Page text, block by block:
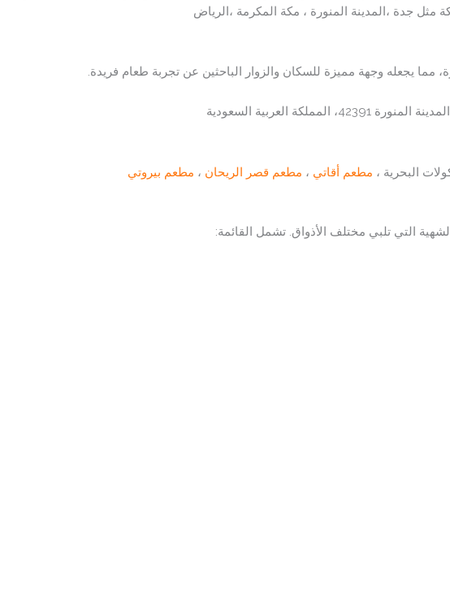
جدة ،المدينة المنورة ، مكة المكرمة ،الرياض
يجعله وجهة مميزة للسكان والزوار الباحثين عن تجربة طعام فريدة.
البحرية ، مطعم أقاتي ، مطعم قصر الريحان ، مطعم بيروتي
التي تلبي مختلف الأذواق. تشمل القائمة: